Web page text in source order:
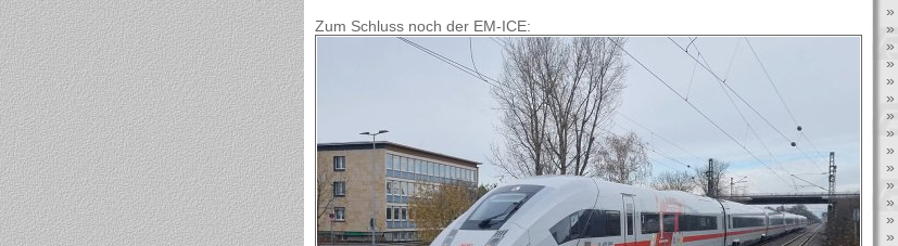
»
»
»
»
»
»
»
»
»
»
»
»
»
»
Zum Schluss noch der EM-ICE: